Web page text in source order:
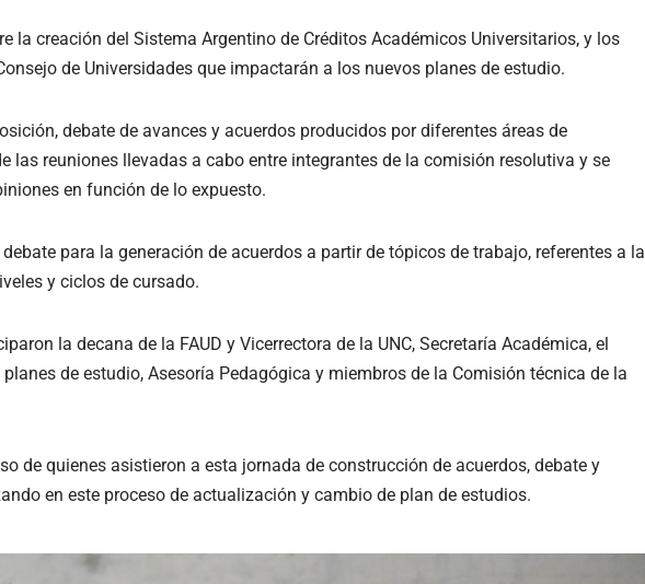
la creación del Sistema Argentino de Créditos Académicos Universitarios, y los
de Universidades que impactarán a los nuevos planes de estudio.
debate de avances y acuerdos producidos por diferentes áreas de
las reuniones llevadas a cabo entre integrantes de la comisión resolutiva y se
en función de lo expuesto.
para la generación de acuerdos a partir de tópicos de trabajo, referentes a la
y ciclos de cursado.
la decana de la FAUD y Vicerrectora de la UNC, Secretaría Académica, el
de estudio, Asesoría Pedagógica y miembros de la Comisión técnica de la
de quienes asistieron a esta jornada de construcción de acuerdos, debate y
en este proceso de actualización y cambio de plan de estudios.